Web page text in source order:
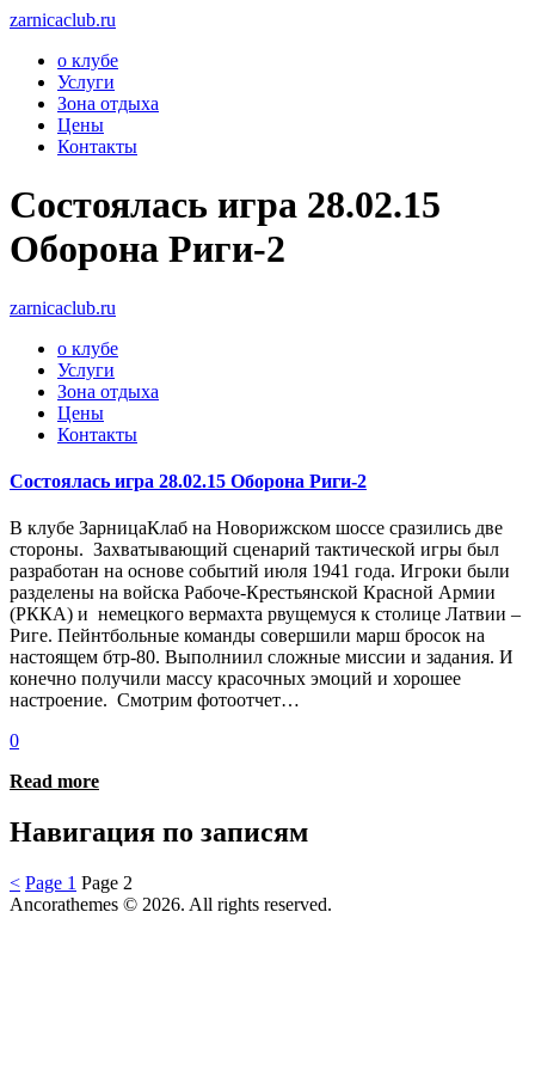
zarnicaclub.ru
о клубе
Услуги
Зона отдыха
Цены
Контакты
Состоялась игра 28.02.15
Оборона Риги-2
zarnicaclub.ru
о клубе
Услуги
Зона отдыха
Цены
Контакты
Состоялась игра 28.02.15 Оборона Риги-2
В клубе ЗарницаКлаб на Новорижском шоссе сразились две
стороны. Захватывающий сценарий тактической игры был
разработан на основе событий июля 1941 года. Игроки были
разделены на войска Рабоче-Крестьянской Красной Армии
(РККА) и немецкого вермахта рвущемуся к столице Латвии –
Риге. Пейнтбольные команды совершили марш бросок на
настоящем бтр-80. Выполниил сложные миссии и задания. И
конечно получили массу красочных эмоций и хорошее
настроение. Смотрим фотоотчет…
0
Read more
Навигация по записям
< Page 1 Page 2
Ancorathemes © 2026. All rights reserved.